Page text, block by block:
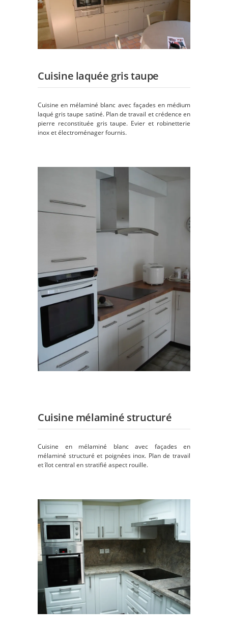
Cuisine laquée gris taupe
Cuisine en mélaminé blanc avec façades en médium
laqué gris taupe satiné. Plan de travail et crédence en
pierre reconstituée gris taupe. Evier et robinetterie
inox et électroménager fournis.
Cuisine mélaminé structuré
Cuisine en mélaminé blanc avec façades en
mélaminé structuré et poignées inox. Plan de travail
et îlot central en stratifié aspect rouille.